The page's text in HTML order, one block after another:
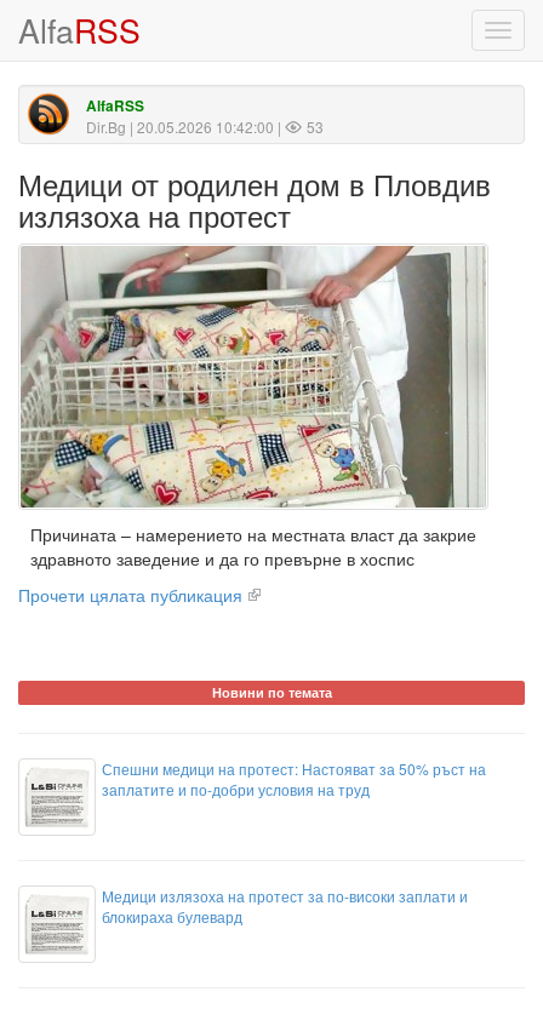
AlfaRSS
AlfaRSS
Dir.Bg | 20.05.2026 10:42:00 | 53
Медици от родилен дом в Пловдив
излязоха на протест
Причината – намерението на местната власт да закрие
здравното заведение и да го превърне в хоспис
Прочети цялата публикация
Новини по темата
Спешни медици на протест: Настояват за 50% ръст на
заплатите и по-добри условия на труд
Медици излязоха на протест за по-високи заплати и
блокираха булевард